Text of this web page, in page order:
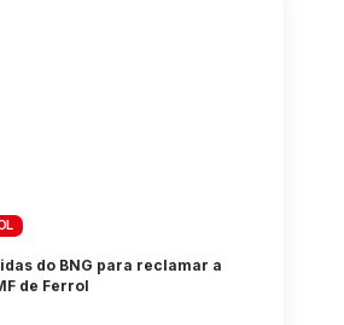
do BNG para reclamar a
de Ferrol